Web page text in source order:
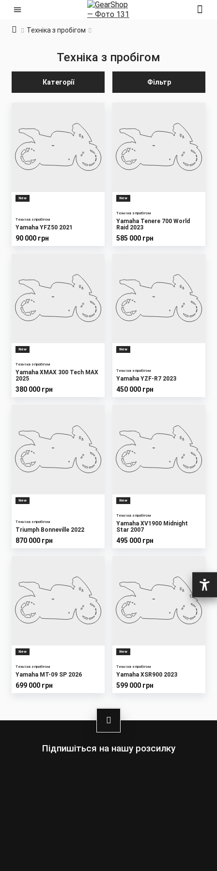
Техніка з пробігом
Техніка з пробігом
New
Техніка з пробігом
Yamaha YFZ50 2021
90 000 грн
New
Техніка з пробігом
Yamaha Tenere 700 World
Raid 2023
585 000 грн
New
Техніка з пробігом
Yamaha XMAX 300 Tech MAX
2025
380 000 грн
New
Техніка з пробігом
Yamaha YZF-R7 2023
450 000 грн
New
Техніка з пробігом
Triumph Bonneville 2022
870 000 грн
New
Техніка з пробігом
Yamaha XV1900 Midnight
Star 2007
495 000 грн
New
Техніка з пробігом
Yamaha MT-09 SP 2026
699 000 грн
New
Техніка з пробігом
Yamaha XSR900 2023
599 000 грн
Категорії Фільтр
Підпишіться на нашу розсилку